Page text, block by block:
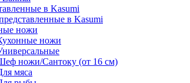
в Kasumi
в Kasumi
ножи
ножи
ножи/Сантоку (от 16 см)
мяса